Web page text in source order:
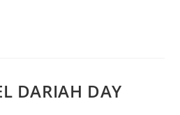
DARIAH DAY